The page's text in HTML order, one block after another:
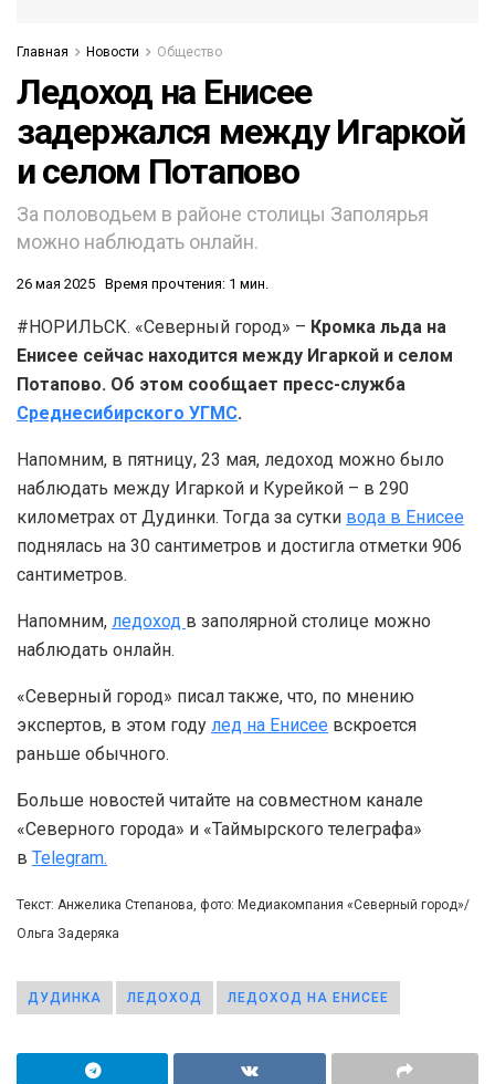
Главная Новости Общество
Ледоход на Енисее
задержался между Игаркой
и селом Потапово
За половодьем в районе столицы Заполярья
можно наблюдать онлайн.
26 мая 2025 Время прочтения: 1 мин.
#НОРИЛЬСК. «Северный город» – Кромка льда на
Енисее сейчас находится между Игаркой и селом
Потапово. Об этом сообщает пресс-служба
Среднесибирского УГМС.
Напомним, в пятницу, 23 мая, ледоход можно было
наблюдать между Игаркой и Курейкой – в 290
километрах от Дудинки. Тогда за сутки вода в Енисее
поднялась на 30 сантиметров и достигла отметки 906
сантиметров.
Напомним, ледоход в заполярной столице можно
наблюдать онлайн.
«Северный город» писал также, что, по мнению
экспертов, в этом году лед на Енисее вскроется
раньше обычного.
Больше новостей читайте на совместном канале
«Северного города» и «Таймырского телеграфа»
в Telegram.
Текст: Анжелика Степанова, фото: Медиакомпания «Северный город»/
Ольга Задеряка
ДУДИНКА ЛЕДОХОД ЛЕДОХОД НА ЕНИСЕЕ